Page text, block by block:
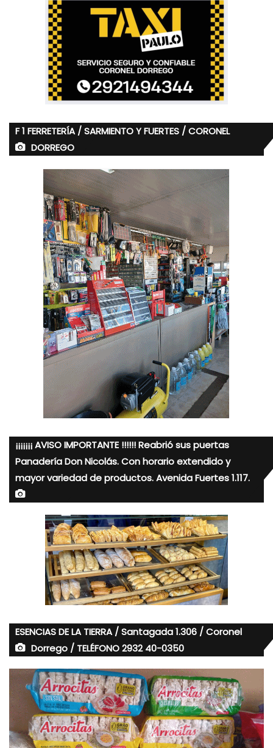
F 1 FERRETERÍA / SARMIENTO Y FUERTES / CORONEL
DORREGO
¡¡¡¡¡¡¡ AVISO IMPORTANTE !!!!!! Reabrió sus puertas
Panadería Don Nicolás. Con horario extendido y
mayor variedad de productos. Avenida Fuertes 1.117.
ESENCIAS DE LA TIERRA / Santagada 1.306 / Coronel
Dorrego / TELÉFONO 2932 40-0350